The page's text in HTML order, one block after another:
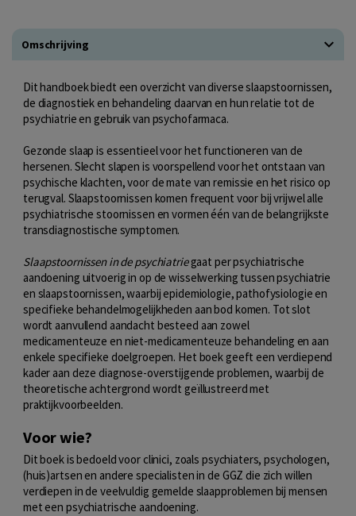
Omschrijving
Dit handboek biedt een overzicht van diverse slaapstoornissen,
de diagnostiek en behandeling daarvan en hun relatie tot de
psychiatrie en gebruik van psychofarmaca.
Gezonde slaap is essentieel voor het functioneren van de
hersenen. Slecht slapen is voorspellend voor het ontstaan van
psychische klachten, voor de mate van remissie en het risico op
terugval. Slaapstoornissen komen frequent voor bij vrijwel alle
psychiatrische stoornissen en vormen één van de belangrijkste
transdiagnostische symptomen.
Slaapstoornissen in de psychiatriegaat per psychiatrische
aandoening uitvoerig in op de wisselwerking tussen psychiatrie
en slaapstoornissen, waarbij epidemiologie, pathofysiologie en
specifieke behandelmogelijkheden aan bod komen. Tot slot
wordt aanvullend aandacht besteed aan zowel
medicamenteuze en niet-medicamenteuze behandeling en aan
enkele specifieke doelgroepen. Het boek geeft een verdiepend
kader aan deze diagnose-overstijgende problemen, waarbij de
theoretische achtergrond wordt geïllustreerd met
praktijkvoorbeelden.
Voor wie?
Dit boek is bedoeld voor clinici, zoals psychiaters, psychologen,
(huis)artsen en andere specialisten in de GGZ die zich willen
verdiepen in de veelvuldig gemelde slaapproblemen bij mensen
met een psychiatrische aandoening.